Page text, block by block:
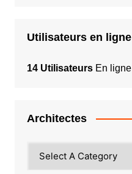
Utilisateurs en ligne
14 UtilisateursEn ligne
Architectes